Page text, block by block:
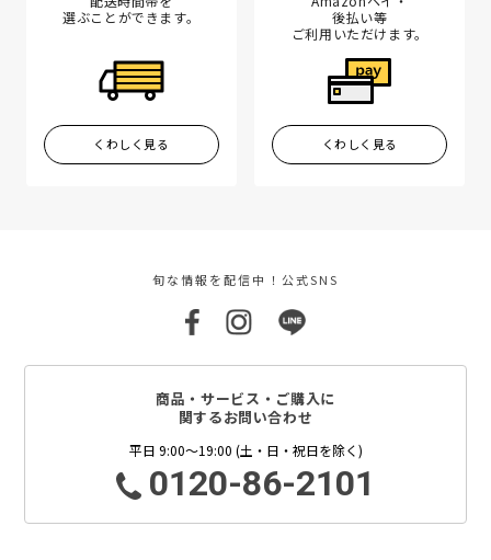
選ぶことができます。
くわしく見る
後払い等
ご利用いただけます。
くわしく見る
旬な情報を配信中！公式SNS
商品・サービス・ご購入に
関するお問い合わせ
平日 9:00～19:00 (土・日・祝日を除く)
0120-86-2101